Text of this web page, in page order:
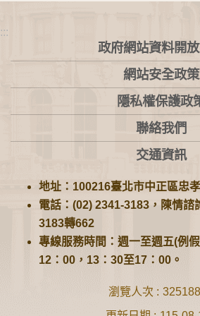
:::
政府網站資料開
網站安全政策
隱私權保護政
聯絡我們
交通資訊
地址：100216臺北市中正區忠
電話：(02) 2341-3183，陳情諮
3183轉662
專線服務時間：週一至週五(例
12：00，13：30至17：00。
瀏覽人次